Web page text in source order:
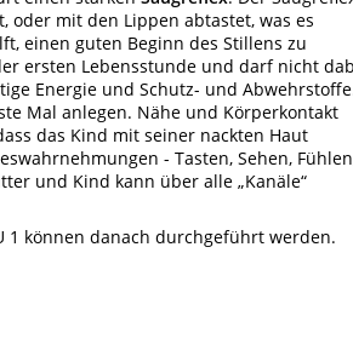
oder mit den Lippen abtastet, was es
einen guten Beginn des Stillens zu
ersten Lebensstunde und darf nicht
Energie und Schutz- und
Mal anlegen. Nähe und Körperkontakt
das Kind mit seiner nackten Haut
- Tasten, Sehen,
und Kind kann über alle „Kanäle“
1 können danach durchgeführt werden.